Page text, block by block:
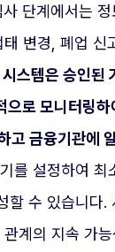
단계에서는
변경, 폐업 신
스템은 승인된
으로 모니터링
고 금융기관에
를 설정하여 최
할 수 있습니다.
계의 지속 가